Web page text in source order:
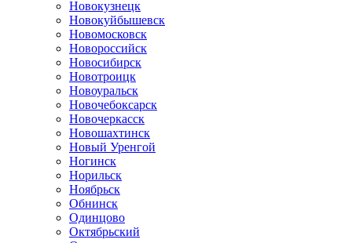
Новокузнецк
Новокуйбышевск
Новомосковск
Новороссийск
Новосибирск
Новотроицк
Новоуральск
Новочебоксарск
Новочеркасск
Новошахтинск
Новый Уренгой
Ногинск
Норильск
Ноябрьск
Обнинск
Одинцово
Октябрьский